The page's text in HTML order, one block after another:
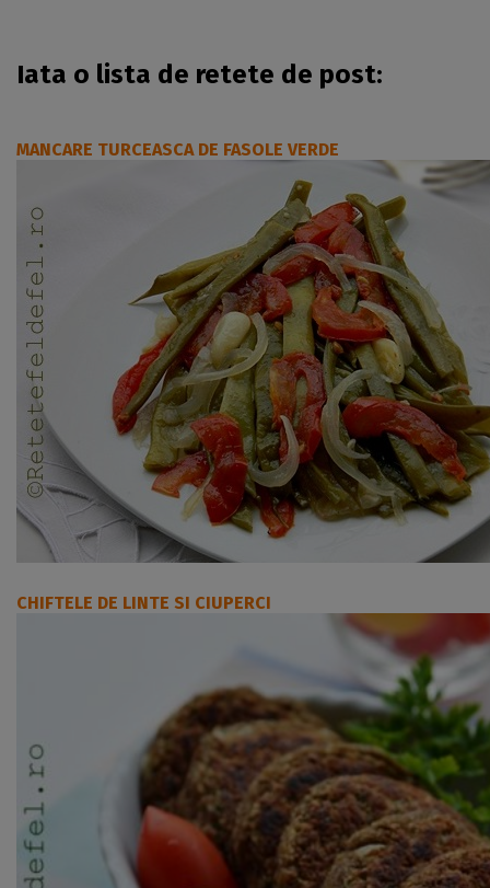
Iata o lista de retete de post:
MANCARE TURCEASCA DE FASOLE VERDE
CHIFTELE DE LINTE SI CIUPERCI